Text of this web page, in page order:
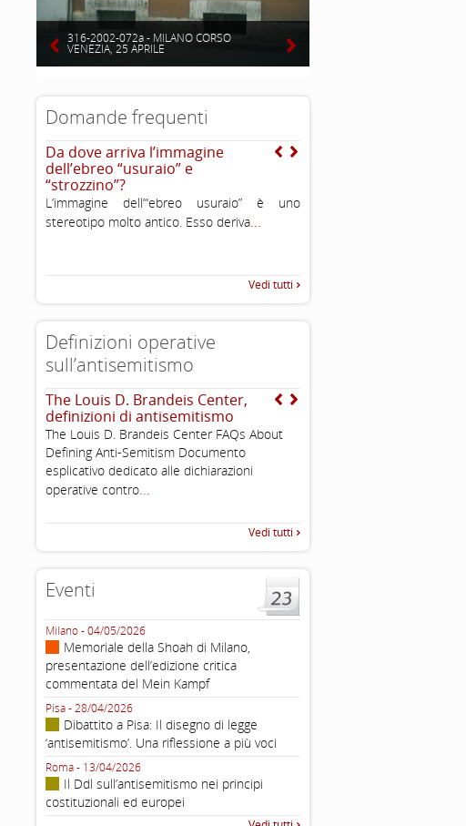
316-2002-072a - MILANO CORSO
VENEZIA, 25 APRILE
Domande frequenti
Da dove arriva l’immagine
dell’ebreo “usuraio” e
“strozzino”?
L’immagine dell’“ebreo usuraio” è uno
stereotipo molto antico. Esso deriva...
Vedi tutti
Definizioni operative
sull’antisemitismo
The Louis D. Brandeis Center,
definizioni di antisemitismo
The Louis D. Brandeis Center FAQs About
Defining Anti-Semitism Documento
esplicativo dedicato alle dichiarazioni
operative contro...
Vedi tutti
Eventi
Milano - 04/05/2026
Memoriale della Shoah di Milano,
presentazione dell’edizione critica
commentata del Mein Kampf
Pisa - 28/04/2026
Dibattito a Pisa: Il disegno di legge
‘antisemitismo’. Una riflessione a più voci
Roma - 13/04/2026
Il Ddl sull’antisemitismo nei principi
costituzionali ed europei